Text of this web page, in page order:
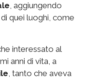
, aggiungendo
quei luoghi, come
interessato al
anni di vita, a
, tanto che aveva